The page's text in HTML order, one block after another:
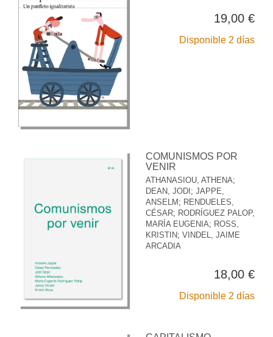
19,00 €
Disponible 2 días
COMUNISMOS POR
VENIR
ATHANASIOU, ATHENA;
DEAN, JODI ; JAPPE,
ANSELM ; RENDUELES,
CÉSAR; RODRÍGUEZ PALOP,
MARÍA EUGENIA; ROSS,
KRISTIN ; VINDEL, JAIME
ARCADIA
18,00 €
Disponible 2 días